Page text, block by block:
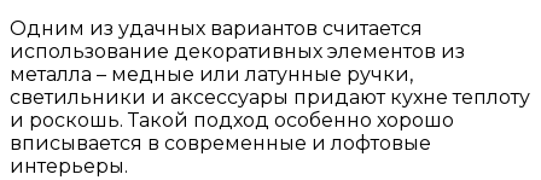
Одним из удачных вариантов считается
использование декоративных элементов из
металла – медные или латунные ручки,
светильники и аксессуары придают кухне теплоту
и роскошь. Такой подход особенно хорошо
вписывается в современные и лофтовые
интерьеры.